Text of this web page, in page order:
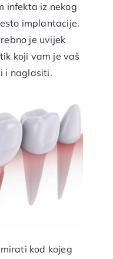
infekta iz nekog
implantacije.
je uvijek
koji vam je vaš
i naglasiti.
kod kojeg